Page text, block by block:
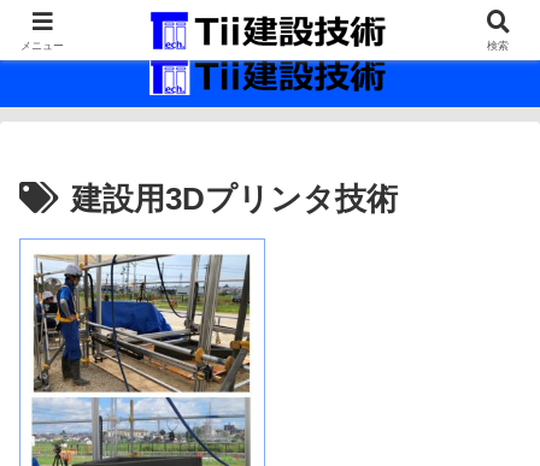
最新の建設技術の情報インフラ。
建設用3Dプリンタ技術
メニュー 検索